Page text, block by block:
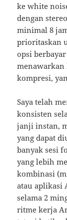
ke white
dengan
minimal 8
prioritaskan
opsi
menawarkan
kompresi,
Saya telah
konsisten
janji instan,
yang dapat
banyak sesi
yang lebih
kombinasi
atau aplikasi
selama 2
ritme kerja